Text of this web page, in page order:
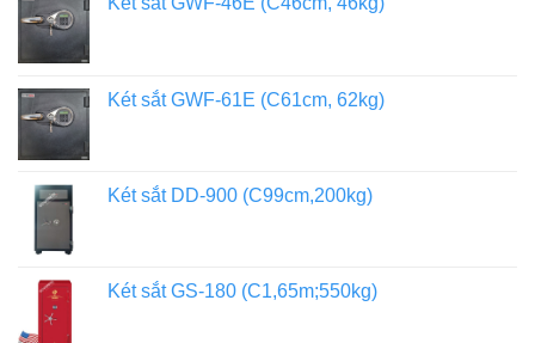
Két sắt GWF-61E (C61cm, 62kg)
Két sắt DD-900 (C99cm,200kg)
Két sắt GS-180 (C1,65m;550kg)